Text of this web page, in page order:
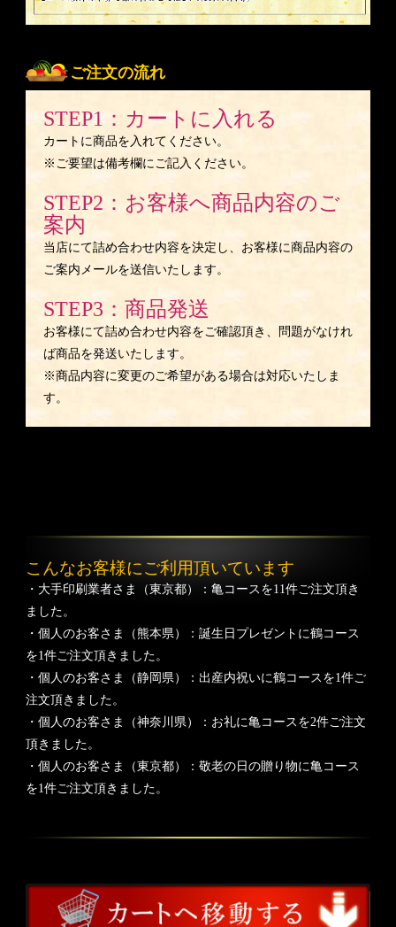
ご注文の流れ
STEP1：カートに入れる
カートに商品を入れてください。
※ご要望は備考欄にご記入ください。
STEP2：お客様へ商品内容のご
案内
当店にて詰め合わせ内容を決定し、お客様に商品内容の
ご案内メールを送信いたします。
STEP3：商品発送
お客様にて詰め合わせ内容をご確認頂き、問題がなけれ
ば商品を発送いたします。
※商品内容に変更のご希望がある場合は対応いたしま
す。
こんなお客様にご利用頂いています
・大手印刷業者さま（東京都）：亀コースを11件ご注文頂き
ました。
・個人のお客さま（熊本県）：誕生日プレゼントに鶴コース
を1件ご注文頂きました。
・個人のお客さま（静岡県）：出産内祝いに鶴コースを1件ご
注文頂きました。
・個人のお客さま（神奈川県）：お礼に亀コースを2件ご注文
頂きました。
・個人のお客さま（東京都）：敬老の日の贈り物に亀コース
を1件ご注文頂きました。